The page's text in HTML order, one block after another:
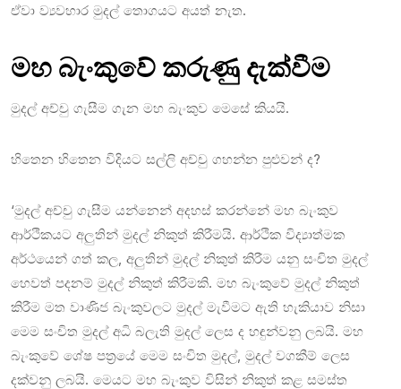
ඒවා ව්‍යවහාර මුදල් තොගයට අයත් නැත.
මහ බැංකුවේ කරුණු දැක්වීම
මුදල් අච්චු ගැසීම ගැන මහ බැංකුව මෙසේ කියයි.
හිතෙන හිතෙන විදියට සල්ලි අච්චු ගහන්න පුළුවන් ද?
‘මුදල් අච්චු ගැසීම යන්නෙන් අදහස් කරන්නේ මහ බැංකුව
ආර්ථිකයට අලුතින් මුදල් නිකුත් කිරීමයි. ආර්ථික විද්‍යාත්මක
අර්ථයෙන් ගත් කල, අලුතින් මුදල් නිකුත් කිරීම යනු සංචිත මුදල්
හෙවත් පදනම් මුදල් නිකුත් කිරීමකි. මහ බැංකුවේ මුදල් නිකුත්
කිරීම මත වාණිජ බැංකුවලට මුදල් මැවීමට ඇති හැකියාව නිසා
මෙම සංචිත මුදල් අධි බලැති මුදල් ලෙස ද හඳුන්වනු ලබයි. මහ
බැංකුවේ ශේෂ පත්‍රයේ මෙම සංචිත මුදල්, මුදල් වගකීම් ලෙස
දක්වනු ලබයි. මෙයට මහ බැංකුව විසින් නිකුත් කළ සමස්ත